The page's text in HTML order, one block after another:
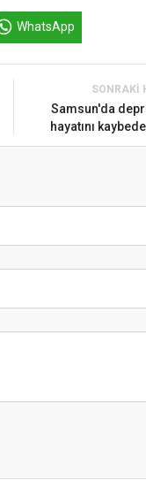
WhatsApp
SONRAKI
Samsun'da
hayatını